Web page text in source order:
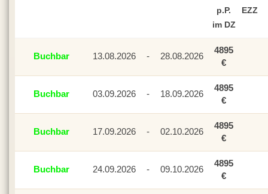
p.P.
im DZ
EZZ
Buchbar 13.08.2026 - 28.08.2026
4895
€
Buchbar 03.09.2026 - 18.09.2026
4895
€
Buchbar 17.09.2026 - 02.10.2026
4895
€
Buchbar 24.09.2026 - 09.10.2026
4895
€